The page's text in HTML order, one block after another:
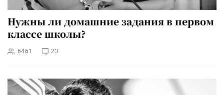
Нужны ли домашние задания в первом
классе школы?
6461 23